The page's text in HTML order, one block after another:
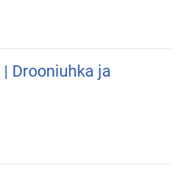
Drooniuhka ja